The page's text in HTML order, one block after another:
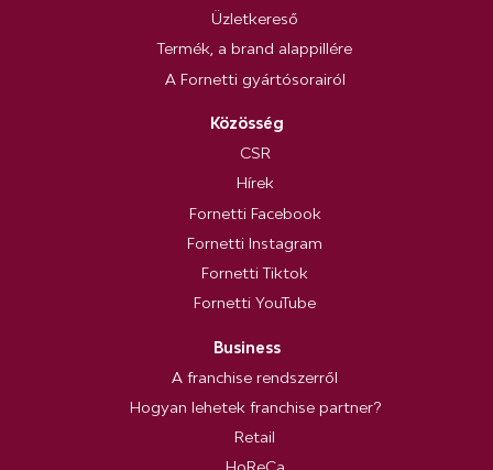
Üzletkereső
Termék, a brand alappillére
A Fornetti gyártósorairól
Közösség
CSR
Hírek
Fornetti Facebook
Fornetti Instagram
Fornetti Tiktok
Fornetti YouTube
Business
A franchise rendszerről
Hogyan lehetek franchise partner?
Retail